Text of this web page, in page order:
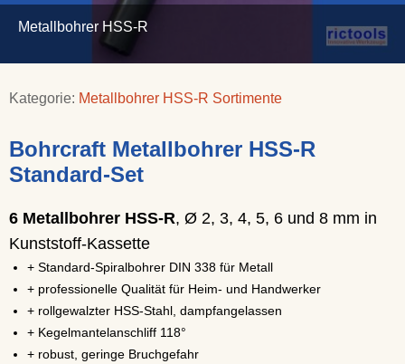
Metallbohrer HSS-R
Kategorie: Metallbohrer HSS-R Sortimente
Bohrcraft Metallbohrer HSS-R
Standard-Set
6 Metallbohrer HSS-R, Ø 2, 3, 4, 5, 6 und 8 mm in
Kunststoff-Kassette
+ Standard-Spiralbohrer DIN 338 für Metall
+ professionelle Qualität für Heim- und Handwerker
+ rollgewalzter HSS-Stahl, dampfangelassen
+ Kegelmantelanschliff 118°
+ robust, geringe Bruchgefahr